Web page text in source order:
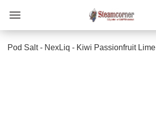
Pod Salt - NexLiq - Kiwi Passionfruit Lime